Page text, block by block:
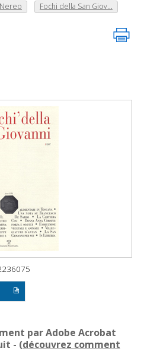
Fochi della San Giov...
par Adobe Acrobat
- (découvrez comment